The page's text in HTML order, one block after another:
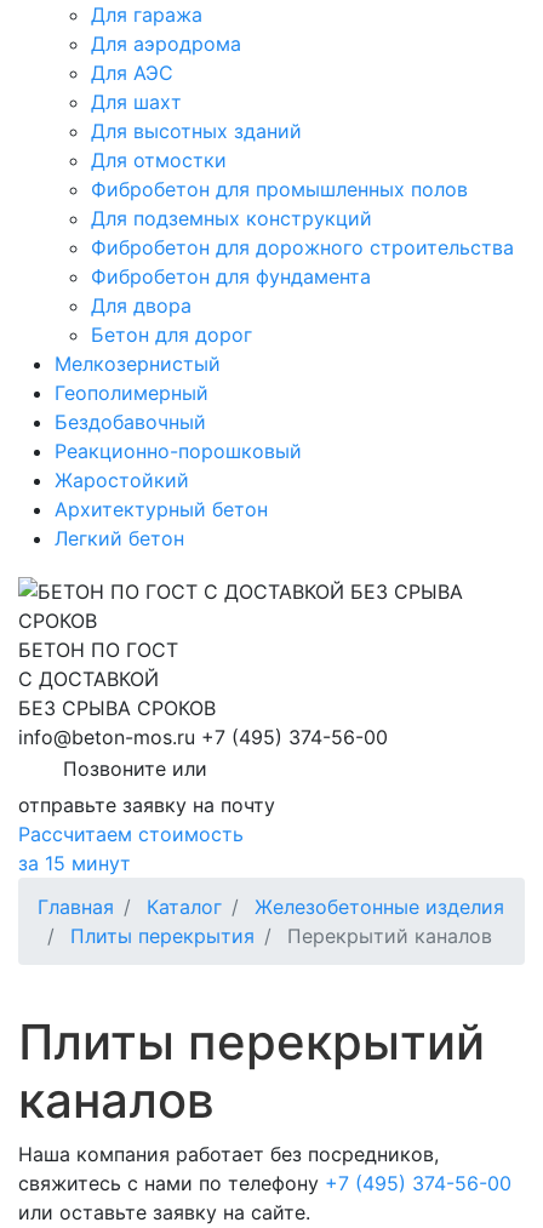
Для гаража
Для аэродрома
Для АЭС
Для шахт
Для высотных зданий
Для отмостки
Фибробетон для промышленных полов
Для подземных конструкций
Фибробетон для дорожного строительства
Фибробетон для фундамента
Для двора
Бетон для дорог
Мелкозернистый
Геополимерный
Бездобавочный
Реакционно-порошковый
Жаростойкий
Архитектурный бетон
Легкий бетон
БЕТОН ПО ГОСТ
С ДОСТАВКОЙ
БЕЗ СРЫВА СРОКОВ
info@beton-mos.ru +7 (495) 374-56-00
Позвоните или
отправьте заявку на почту
Рассчитаем стоимость
за 15 минут
Главная
Каталог
Железобетонные изделия
Плиты перекрытия
Перекрытий каналов
Плиты перекрытий
каналов
Наша компания работает без посредников,
свяжитесь с нами по телефону +7 (495) 374-56-00
или оставьте заявку на сайте.